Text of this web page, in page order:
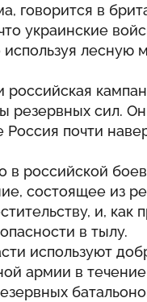
говорится в
украинские
лесную
резервных сил.
почти
в российской
состоящее из
и, как
в тылу.
используют
армии в